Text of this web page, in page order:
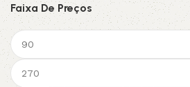
Faixa De Preços